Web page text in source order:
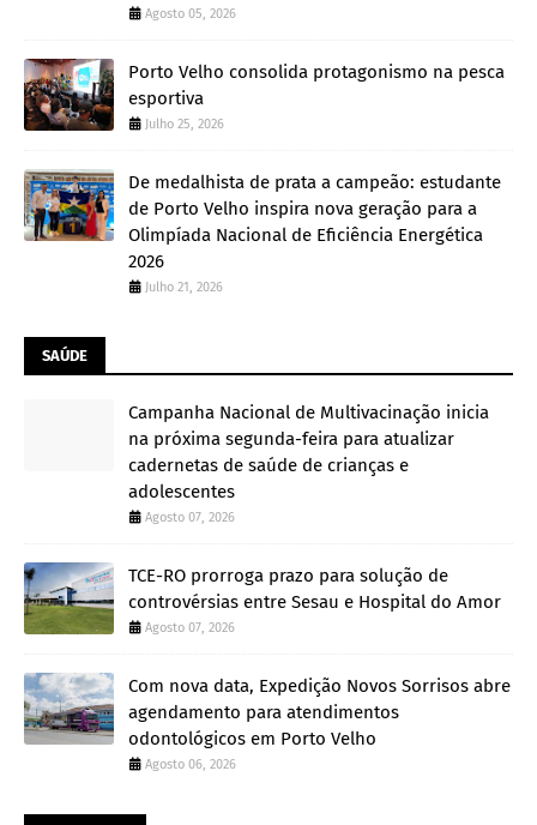
Agosto 05, 2026
Porto Velho consolida protagonismo na pesca
esportiva
Julho 25, 2026
De medalhista de prata a campeão: estudante
de Porto Velho inspira nova geração para a
Olimpíada Nacional de Eficiência Energética
2026
Julho 21, 2026
SAÚDE
Campanha Nacional de Multivacinação inicia
na próxima segunda-feira para atualizar
cadernetas de saúde de crianças e
adolescentes
Agosto 07, 2026
TCE-RO prorroga prazo para solução de
controvérsias entre Sesau e Hospital do Amor
Agosto 07, 2026
Com nova data, Expedição Novos Sorrisos abre
agendamento para atendimentos
odontológicos em Porto Velho
Agosto 06, 2026